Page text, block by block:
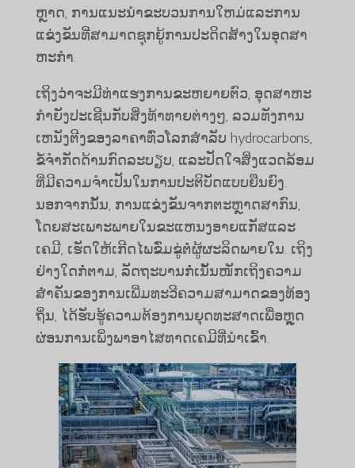
ຫຼາດ​, ການ​ແນະ​ນໍາ​ຂະ​ບວນ​ການ​ໃຫມ່​ແລະ​ການ​
ແຂ່ງ​ຂັນ​ທີ່​ສາ​ມາດ​ຊຸກ​ຍູ້​ການ​ປະ​ດິດ​ສ້າງ​ໃນ​ອຸດ​ສາ​
ຫະ​ກໍາ​.
ເຖິງວ່າຈະມີທ່າແຮງການຂະຫຍາຍຕົວ, ອຸດສາຫະ
ກໍາຍັງປະເຊີນກັບສິ່ງທ້າທາຍຕ່າງໆ, ລວມທັງການ
ເຫນັງຕີງຂອງລາຄາທົ່ວໂລກສໍາລັບ hydrocarbons,
ຂໍ້ຈໍາກັດດ້ານກົດລະບຽບ, ແລະປັດໃຈສິ່ງແວດລ້ອມ
ທີ່ມີຄວາມຈໍາເປັນໃນການປະຕິບັດແບບຍືນຍົງ.
ນອກຈາກນັ້ນ, ການແຂ່ງຂັນຈາກຕະຫຼາດສາກົນ,
ໂດຍສະເພາະພາຍໃນຂະແຫນງອາຍແກັສແລະ
ເຄມີ, ເຮັດໃຫ້ເກີດໄພຂົ່ມຂູ່ຕໍ່ຜູ້ຜະລິດພາຍໃນ. ​ເຖິງ​
ຢ່າງ​ໃດ​ກໍ່ຕາມ, ລັດຖະບານ​ກໍ່​ເນັ້ນ​ໜັກ​ເຖິງ​ຄວາມ​
ສຳຄັນ​ຂອງ​ການ​ເພີ່ມ​ທະວີ​ຄວາມ​ສາມາດ​ຂອງ​ທ້ອງ​
ຖິ່ນ, ​ໄດ້​ຮັບ​ຮູ້​ຄວາມ​ຕ້ອງການ​ຍຸດ​ທະ​ສາດ​ເພື່ອ​ຫຼຸດ
ຜ່ອນ​ການ​ເພິ່ງ​ພາ​ອາ​ໄສ​ທາດ​ເຄມີ​ທີ່​ນຳ​ເຂົ້າ.